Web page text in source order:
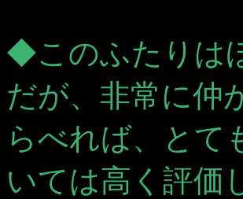
◆このふたりは
だが、非常に仲
らべれば、とて
いては高く評価